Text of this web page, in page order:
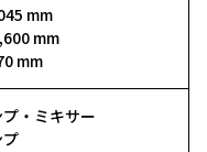
mm
mm
mm
・ミキサー